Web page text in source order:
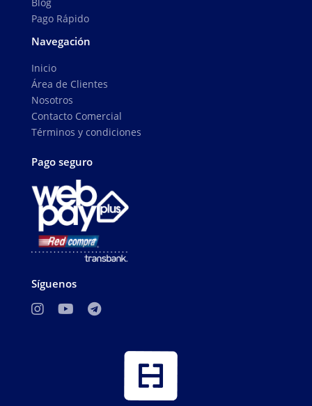
Pago Rápido
Navegación
Inicio
Área de Clientes
Nosotros
Contacto Comercial
Términos y condiciones
Pago seguro
Síguenos